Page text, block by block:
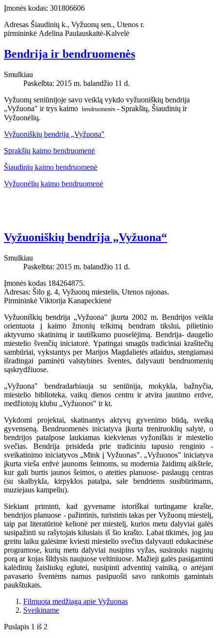
Įmonės kodas: 301806606
Adresas Šiaudinių k., Vyžuonų sen., Utenos r.
pirmininkė Adelina Paulauskaitė-Kalvelė
Bendrija ir bendruomenės
Smulkiau
Paskelbta: 2015 m. balandžio 11 d.
Vyžuonų seniūnijoje savo veiklą vykdo vyžuoniškių bendrija
„Vyžuona" ir trys kaimo bendruomenės - Sprakšių, Šiaudinių ir
Vyžuonėlių.
Vyžuoniškių bendrija „Vyžuona"
Sprakšių kaimo bendruomenė
Šiaudinių kaimo bendruomenė
Vyžuonėlių kaimo bendruomenė
Vyžuoniškių bendrija „Vyžuona“
Smulkiau
Paskelbta: 2015 m. balandžio 11 d.
Įmonės kodas 184264875.
Adresas: Šilo g. 4, Vyžuonų miestelis, Utenos rajonas.
Pirmininkė Viktorija Kanapeckienė
Vyžuoniškių bendrija „Vyžuona" įkurta 2002 m. Bendrijos veikla
orientuota į kaimo žmonių telkimą bendram tikslui, pilietinio
aktyvumo skatinimą ir tautiškumo puoselėjimą. Bendrija- daugelio
miestelio švenčių iniciatorė. Ypatingai smagūs tradiciniai kraštiečių
sambūriai, vykstantys per Marijos Magdalietės atlaidus, stengiamasi
išradingai paminėti valstybines šventes, dalyvauti bendruomenių
sąskrydžiuose.
„Vyžuona" bendradarbiauja su seniūnija, mokykla, bažnyčia,
miestelio biblioteka, vaikų dienos centru ir atvira jaunimo erdve,
medžiotojų klubu „Vyžuonos" ir kt.
Vykdomi projektai, skatinantys aktyvų gyvenimo būdą, sveiką
gyvenseną. Bendruomenės iniciatyva įkurta treniruoklių salytė, o
bendrijos patalpose laukiamas kiekvienas vyžoniškis ir miestelio
svečias. Bendrija prisideda prie tradiciniu tapusio renginio -
sveikatinimo iniciatyvos „Mink į Vyžuonas". „Vyžuonos" iniciatyva
įkurta vieša erdvė jaunoms šeimoms, su modernia žaidimų aikštele,
kur gali burtis jaunos šeimos, o ateities planuose- paslaugų centras
(su skalbykla, kirpyklos patalpa, sale bendriems susibūrimams,
muziejaus kampeliu).
Siekiant priminti, kad gyvename istoriškai turtingame krašte,
bendrijos planuose - pažintinis, turistinis takas per Vyžuonų miestelį,
taip pat literatūrinė kelionė per miestelį, kurios metu dalyviai galės
susipažinti su rašytojais kilusiais iš šio krašto. Labai tikimės, jog jau
greitu laiku galėsime kviesti miestelio svečius dalyvauti edukacinėse
programose, kurių metu dalyviai nusipins vyžas, susirauks naginių
porą ar kojas šildysis naujuose veltiniuose. Mažieji galės pasigaminti
kalėdinių žaisliukų eglutei, nusipinti adventinį vainiką, o artėjant
pavasario šventėms namus pasipuošti savo rankomis gamintais
paukštukais.
Filmuota medžiaga apie Vyžuonas
Sveikiname
Puslapis 1 iš 2